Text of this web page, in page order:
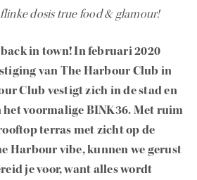
dosis true food & glamour!
in town! In februari 2020
van The Harbour Club in
Club vestigt zich in de stad en
voormalige BINK36. Met ruim
terras met zicht op de
Harbour vibe, kunnen we gerust
je voor, want alles wordt